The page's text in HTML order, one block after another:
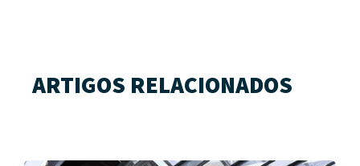
ARTIGOS RELACIONADOS